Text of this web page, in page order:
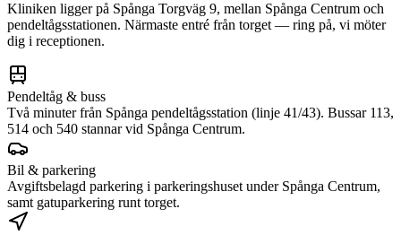
Kliniken ligger på Spånga Torgväg 9, mellan Spånga Centrum och
pendeltågsstationen. Närmaste entré från torget — ring på, vi möter
dig i receptionen.
Pendeltåg & buss
Två minuter från Spånga pendeltågsstation (linje 41/43). Bussar 113,
514 och 540 stannar vid Spånga Centrum.
Bil & parkering
Avgiftsbelagd parkering i parkeringshuset under Spånga Centrum,
samt gatuparkering runt torget.